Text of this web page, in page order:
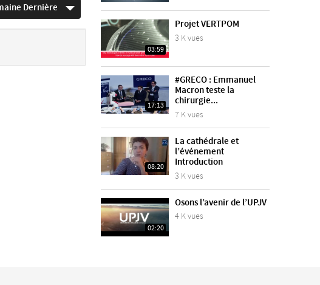
Dernière
03:59
Projet VERTPOM
3 K vues
17:13
#GRECO : Emmanuel
Macron teste la
chirurgie...
7 K vues
08:20
La cathédrale et
l’événement
Introduction
3 K vues
02:20
Osons l’avenir de l’UPJV
4 K vues